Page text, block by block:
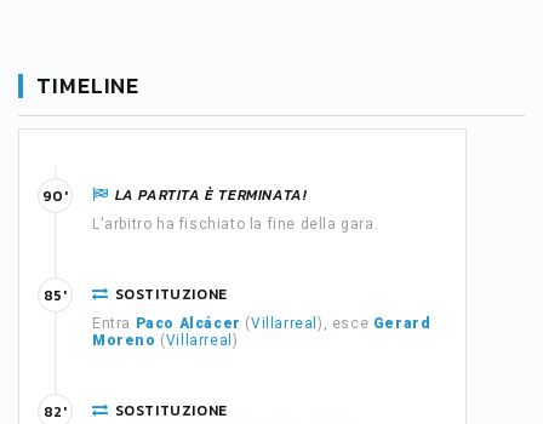
TIMELINE
LA PARTITA È TERMINATA!
L'arbitro ha fischiato la fine della gara.
90'
SOSTITUZIONE
Entra Paco Alcácer (Villarreal), esce Gerard
Moreno (Villarreal )
85'
SOSTITUZIONE
82'